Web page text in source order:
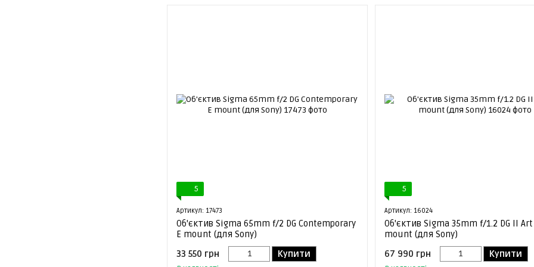
5
Артикул: 17473
Об'єктив Sigma 65mm f/2 DG Contemporary
E mount (для Sony)
33 550 грн
Купити
5
Артикул: 16024
Об'єктив Sigma 35mm f/1.2 DG II Art
mount (для Sony)
67 990 грн
Купити